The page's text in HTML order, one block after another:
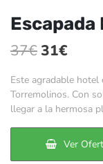
Escapada
37€ El
precio
original
era:
37€.
31€
precio
es:
31€.
Este agradable
Torremolinos. Con
llegar a la hermosa pl
Ver